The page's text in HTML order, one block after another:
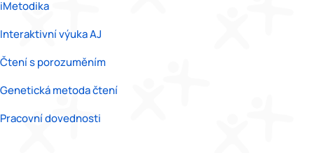
iMetodika
Interaktivní výuka AJ
Čtení s porozuměním
Genetická metoda čtení
Pracovní dovednosti